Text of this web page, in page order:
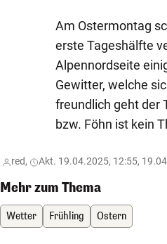
Am Ostermontag
erste Tageshälfte
Alpennordseite
Gewitter, welche
freundlich geht der
bzw. Föhn ist kein
red, Akt. 19.04.2025, 12:55,
Mehr zum Thema
Wetter Frühling Ostern